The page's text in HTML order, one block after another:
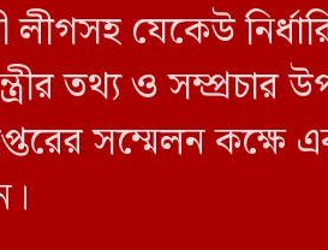
লীগসহ যেকেউ
তথ্য ও সম্প্রচার
সম্মেলন কক্ষে